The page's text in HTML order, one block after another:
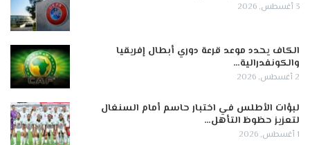
3 أغسطس, 2026
الكاف يحدد موعد قرعة دوري أبطال إفريقيا
والكونفدرالية…
2 أغسطس, 2026
لبؤات الأطلس في اختبار حاسم أمام السنغال
لتعزيز حظوظ التأهل…
1 أغسطس, 2026